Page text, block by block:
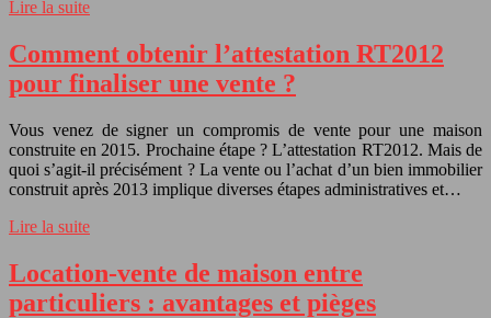
Lire la suite
Comment obtenir l’attestation RT2012
pour finaliser une vente ?
Vous venez de signer un compromis de vente pour une maison
construite en 2015. Prochaine étape ? L’attestation RT2012. Mais de
quoi s’agit-il précisément ? La vente ou l’achat d’un bien immobilier
construit après 2013 implique diverses étapes administratives et…
Lire la suite
Location-vente de maison entre
particuliers : avantages et pièges